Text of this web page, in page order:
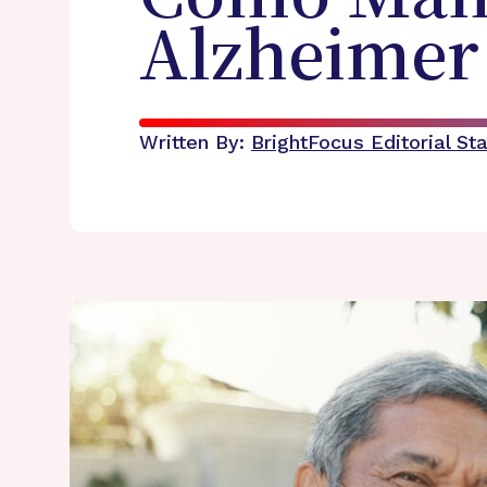
Alzheimer
Written By: BrightFocus Editorial